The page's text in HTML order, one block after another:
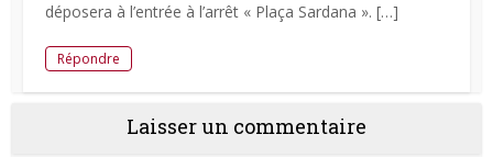
déposera à l’entrée à l’arrêt « Plaça Sardana ». […]
Répondre
Laisser un commentaire